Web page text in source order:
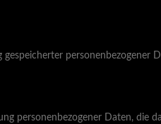
personenbezogener
personenbezogener Daten, die